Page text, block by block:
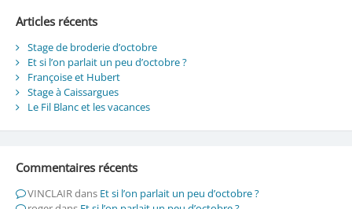
Articles récents
Stage de broderie d’octobre
Et si l’on parlait un peu d’octobre ?
Françoise et Hubert
Stage à Caissargues
Le Fil Blanc et les vacances
Commentaires récents
VINCLAIRdans Et si l’on parlait un peu d’octobre ?